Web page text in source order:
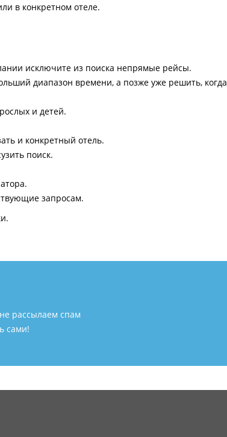
в конкретном отеле.
исключите из поиска непрямые рейсы.
диапазон времени, а позже уже решить, когда
и детей.
и конкретный отель.
поиск.
запросам.
рассылаем спам
сами!